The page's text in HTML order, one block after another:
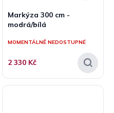
Markýza 300 cm -
modrá/bílá
MOMENTÁLNĚ NEDOSTUPNÉ
2 330 Kč